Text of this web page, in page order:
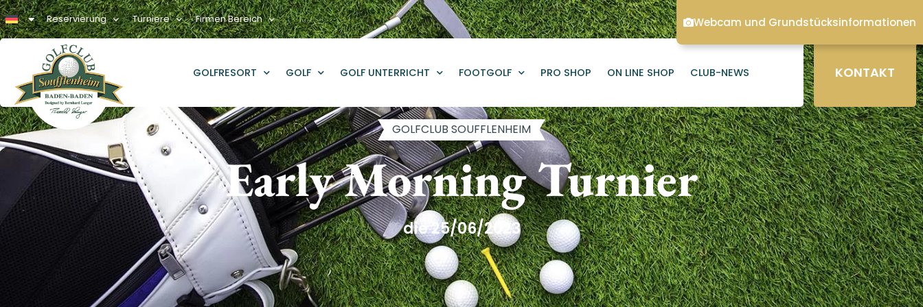
Reservierung Turniere Firmen Bereich
GOLFRESORT GOLF GOLF UNTERRICHT FOOTGOLF PRO SHOP ON LINE SHOP CLUB-NEWS KONTAKT
GOLFCLUB SOUFFLENHEIM
Early Morning Turnier
die 25/06/2023
Webcam und Grundstücksinformationen